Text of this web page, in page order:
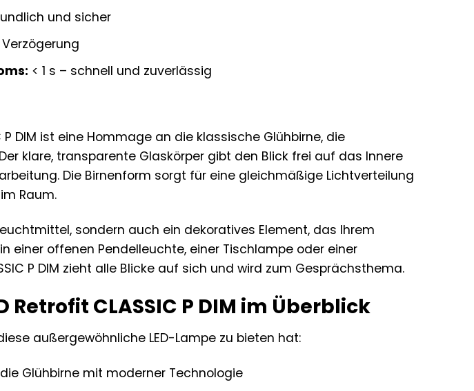
und sicher
< 1 s – schnell und zuverlässig
P DIM ist eine Hommage an die klassische Glühbirne, die
klare, transparente Glaskörper gibt den Blick frei auf das Innere
Die Birnenform sorgt für eine gleichmäßige Lichtverteilung
Raum.
sondern auch ein dekoratives Element, das Ihrem
einer offenen Pendelleuchte, einer Tischlampe oder einer
P DIM zieht alle Blicke auf sich und wird zum Gesprächsthema.
Retrofit CLASSIC P DIM im Überblick
außergewöhnliche LED-Lampe zu bieten hat:
Glühbirne mit moderner Technologie